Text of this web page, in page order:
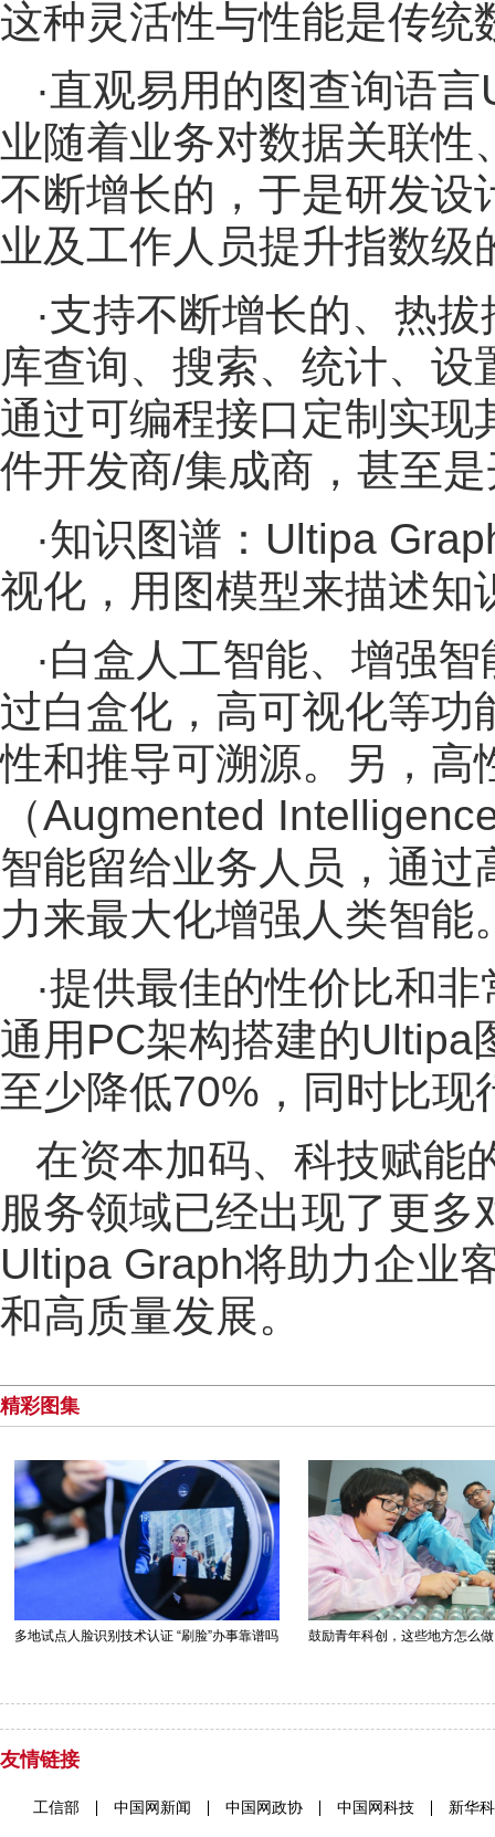
这种灵活性与性能是传统
·直观易用的图查询语
业随着业务对数据关联
不断增长的，于是研发设
业及工作人员提升指数级
·支持不断增长的、热
库查询、搜索、统计、
通过可编程接口定制实现
件开发商/集成商，甚至
·知识图谱：Ultipa
视化，用图模型来描述知
·白盒人工智能、增强
过白盒化，高可视化等功
性和推导可溯源。另，高
（Augmented
智能留给业务人员，通
力来最大化增强人类智能
·提供最佳的性价比和
通用PC架构搭建的Ultipa
至少降低70%，同时比
在资本加码、科技赋能
服务领域已经出现了更
Ultipa Graph将助力企业
和高质量发展。